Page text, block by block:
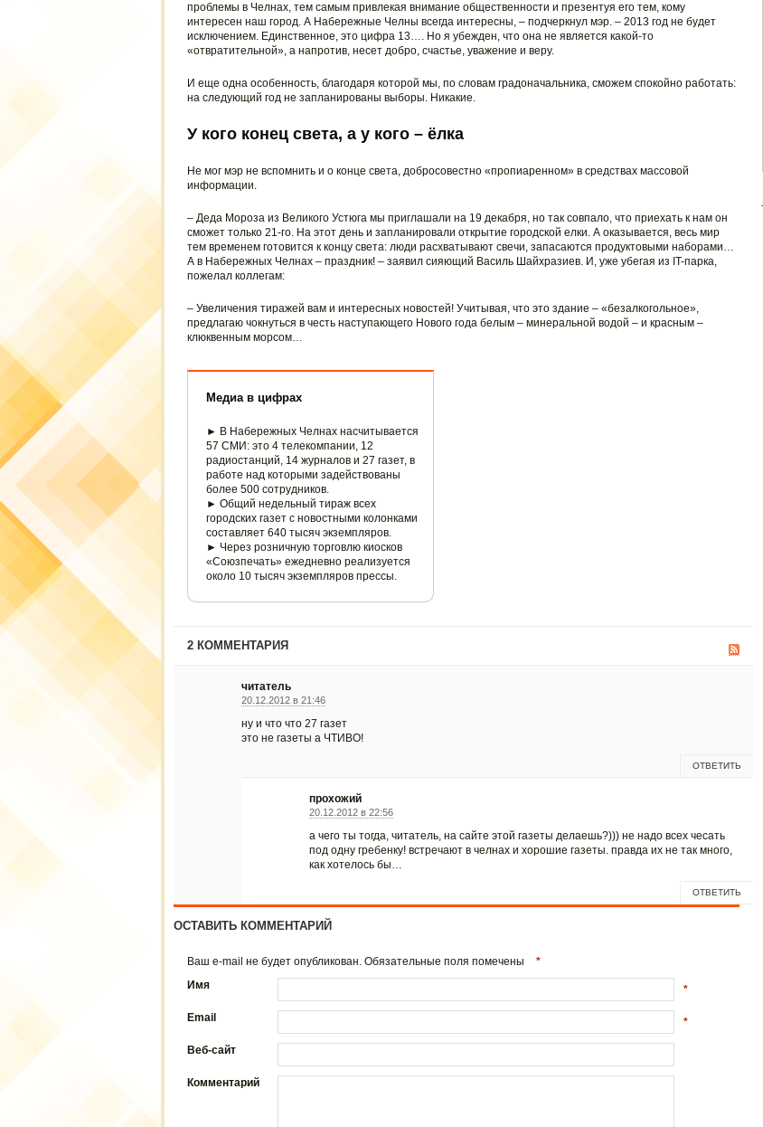
проблемы в Челнах, тем самым привлекая внимание общественности и презентуя его тем, кому
интересен наш город. А Набережные Челны всегда интересны, – подчеркнул мэр. – 2013 год не будет
исключением. Единственное, это цифра 13…. Но я убежден, что она не является какой-то
«отвратительной», а напротив, несет добро, счастье, уважение и веру.
И еще одна особенность, благодаря которой мы, по словам градоначальника, сможем спокойно работать:
на следующий год не запланированы выборы. Никакие.
У кого конец света, а у кого – ёлка
Не мог мэр не вспомнить и о конце света, добросовестно «пропиаренном» в средствах массовой
информации.
– Деда Мороза из Великого Устюга мы приглашали на 19 декабря, но так совпало, что приехать к нам он
сможет только 21-го. На этот день и запланировали открытие городской елки. А оказывается, весь мир
тем временем готовится к концу света: люди расхватывают свечи, запасаются продуктовыми наборами…
А в Набережных Челнах – праздник! – заявил сияющий Василь Шайхразиев. И, уже убегая из IT-парка,
пожелал коллегам:
– Увеличения тиражей вам и интересных новостей! Учитывая, что это здание – «безалкогольное»,
предлагаю чокнуться в честь наступающего Нового года белым – минеральной водой – и красным –
клюквенным морсом…
Медиа в цифрах
► В Набережных Челнах насчитывается
57 СМИ: это 4 телекомпании, 12
радиостанций, 14 журналов и 27 газет, в
работе над которыми задействованы
более 500 сотрудников.
► Общий недельный тираж всех
городских газет с новостными колонками
составляет 640 тысяч экземпляров.
► Через розничную торговлю киосков
«Союзпечать» ежедневно реализуется
около 10 тысяч экземпляров прессы.
2 КОММЕНТАРИЯ
читатель
20.12.2012 в 21:46
ну и что что 27 газет
это не газеты а ЧТИВО!
ОТВЕТИТЬ
прохожий
20.12.2012 в 22:56
а чего ты тогда, читатель, на сайте этой газеты делаешь?))) не надо всех чесать
под одну гребенку! встречают в челнах и хорошие газеты. правда их не так много,
как хотелось бы…
ОТВЕТИТЬ
ОСТАВИТЬ КОММЕНТАРИЙ
Ваш e-mail не будет опубликован. Обязательные поля помечены
*
Имя
*
Email *
Веб-сайт
Комментарий